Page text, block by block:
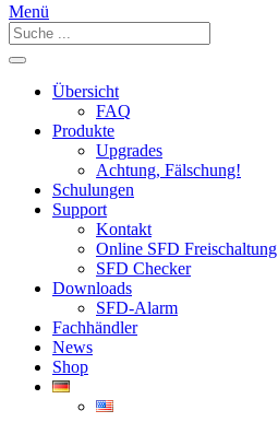
Menü
Übersicht
FAQ
Produkte
Upgrades
Achtung, Fälschung!
Schulungen
Support
Kontakt
Online SFD Freischaltung
SFD Checker
Downloads
SFD-Alarm
Fachhändler
News
Shop